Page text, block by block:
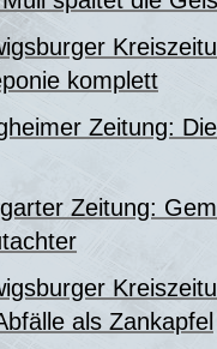
komplett
Zeitung:
Zeitung:
als Zankapfel